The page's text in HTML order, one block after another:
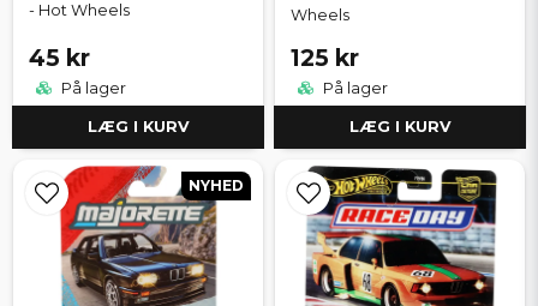
- Hot Wheels
45 kr
På lager
LÆG I KURV
Wheels
125 kr
På lager
LÆG I KURV
NYHED